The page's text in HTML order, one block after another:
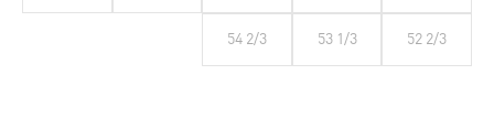
52 2/3
53 1/3
54 2/3